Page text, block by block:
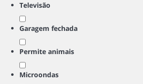
Televisão
Garagem fechada
Permite animais
Microondas